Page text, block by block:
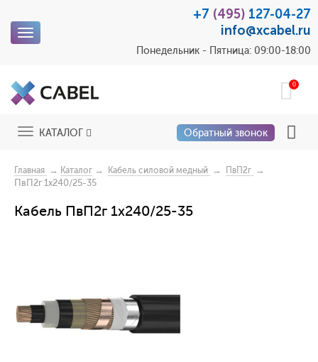
Toggle
+7 (495) 127-04-27
info@xcabel.ru
Понедельник - Пятница: 09:00-18:00
0
ToggleКАТАЛОГ Обратный звонок
Главная → Каталог → Кабель силовой медный → ПвП2г →
ПвП2г 1x240/25-35
Кабель ПвП2г 1x240/25-35